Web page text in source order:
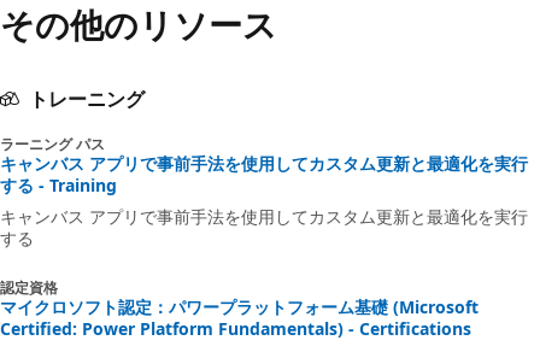
その他のリソース
トレーニング
ラーニング パス
キャンバス アプリで事前手法を使用してカスタム更新と最適化を実行
する - Training
キャンバス アプリで事前手法を使用してカスタム更新と最適化を実行
する
認定資格
マイクロソフト認定：パワープラットフォーム基礎 (Microsoft
Certified: Power Platform Fundamentals) - Certifications